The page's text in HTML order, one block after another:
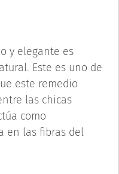
y elegante es
Este es uno de
este remedio
las chicas
como
en las fibras del